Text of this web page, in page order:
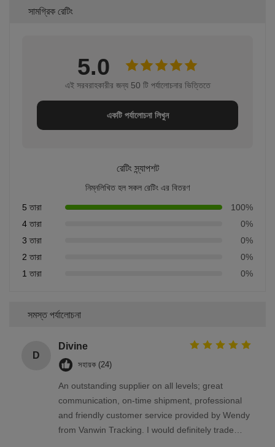
সামগ্রিক রেটিং
5.0
এই সরবরাহকারীর জন্য 50 টি পর্যালোচনার ভিত্তিতে
একটি পর্যালোচনা লিখুন
রেটিং স্ন্যাপশট
নিম্নলিখিত হল সকল রেটিং এর বিতরণ
5 তারা
100%
4 তারা
0%
3 তারা
0%
2 তারা
0%
1 তারা
0%
সমস্ত পর্যালোচনা
D
Divine
সহায়ক (24)
An outstanding supplier on all levels; great
communication, on-time shipment, professional
and friendly customer service provided by Wendy
from Vanwin Tracking. I would definitely trade